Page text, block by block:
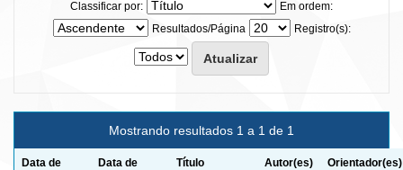
Classificar por:
Em ordem:
Resultados/Página
Registro(s):
Mostrando resultados 1 a 1 de 1
Data de
Data de
Título Autor(es) Orientador(es)